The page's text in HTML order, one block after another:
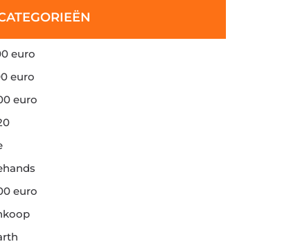
euro
euro
euro
euro